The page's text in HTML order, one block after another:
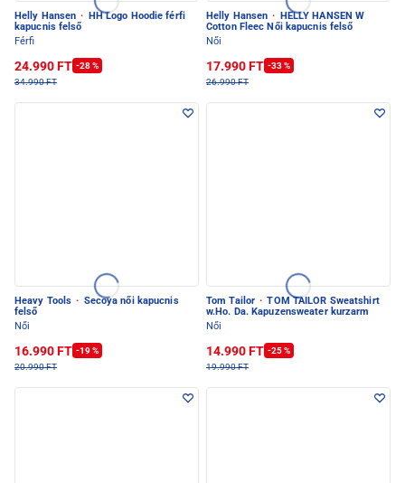
Helly Hansen ·
HH Logo Hoodie férfi
kapucnis felső
Férfi
24.990 FT -28 %
34.990 FT
Helly Hansen ·
HELLY HANSEN W
Cotton Fleec Női kapucnis felső
Női
17.990 FT -33 %
26.990 FT
Heavy Tools · Secoya női kapucnis
felső
Női
16.990 FT -19 %
20.990 FT
Tom Tailor · TOM TAILOR Sweatshirt
w.Ho. Da. Kapuzensweater kurzarm
Női
14.990 FT -25 %
19.990 FT